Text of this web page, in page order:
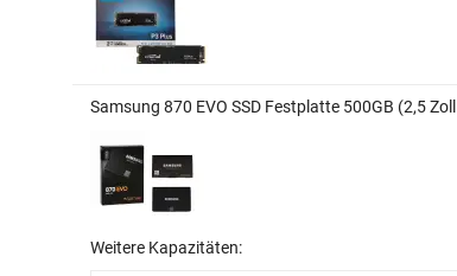
Samsung 870 EVO SSD Festplatte 500GB (2,5
Weitere Kapazitäten: